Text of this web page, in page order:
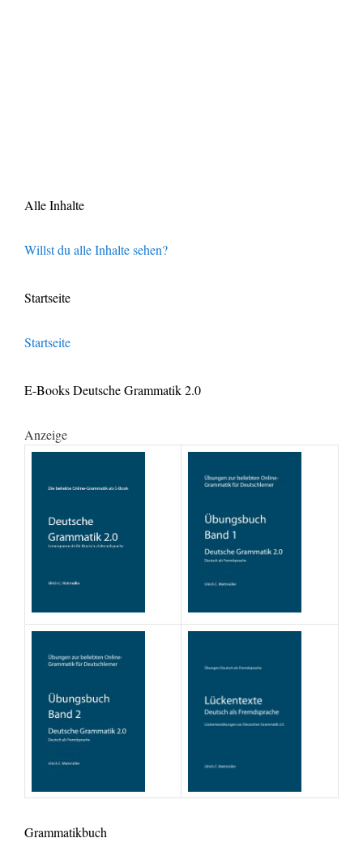
Alle Inhalte
Willst du alle Inhalte sehen?
Startseite
Startseite
E-Books Deutsche Grammatik 2.0
Anzeige
Grammatikbuch